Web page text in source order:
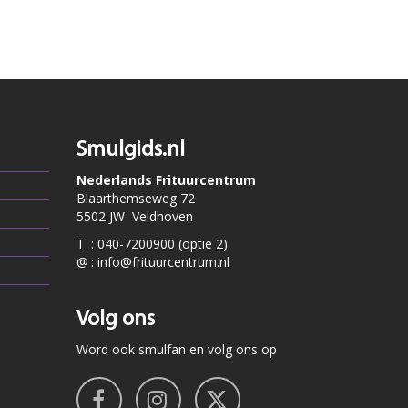
Smulgids.nl
Nederlands Frituurcentrum
Blaarthemseweg 72
5502 JW Veldhoven
T : 040-7200900 (optie 2)
@ : info@frituurcentrum.nl
Volg ons
Word ook smulfan en volg ons op